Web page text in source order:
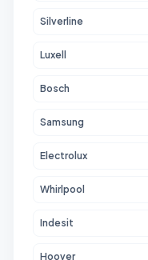
Silverline
Luxell
Bosch
Samsung
Electrolux
Whirlpool
Indesit
Hoover